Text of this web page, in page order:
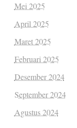
Mei 2025
April 2025
Maret 2025
Februari 2025
Desember 2024
September 2024
Agustus 2024